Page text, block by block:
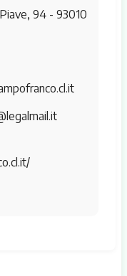
94 - 93010